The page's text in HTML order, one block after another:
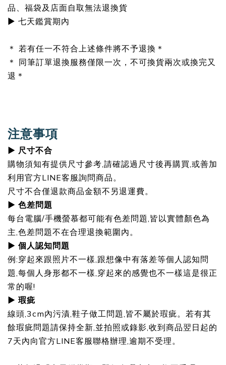
品、福袋及店面自取無法退換貨
▶ 七天鑑賞期內
＊ 若有任一不符合上述條件將不予退換＊
＊ 同筆訂單退換服務僅限一次，不可換貨兩次或換完又
退＊
注意事項
▶ 尺寸不合
購物須知有提供尺寸參考,請確認過尺寸後再購買,或善加
利用官方LINE客服詢問商品。
尺寸不合僅退款商品金額不另退運費。
▶ 色差問題
每台電腦/手機螢慕都可能有色差問題,皆以實體顏色為
主,色差問題不在合理退換範圍內。
▶ 個人認知問題
例:穿起來跟照片不一樣,跟想像中有落差等個人認知問
題,每個人身形都不一樣,穿起來的感覺也不一樣這是很正
常的喔!
▶ 瑕疵
線頭,3cm內污漬,鞋子做工問題,皆不屬於瑕疵。若有其
餘瑕疵問題請保持全新,並拍照或錄影,收到商品翌日起的
7天內向官方LINE客服聯格辦理,逾期不受理。